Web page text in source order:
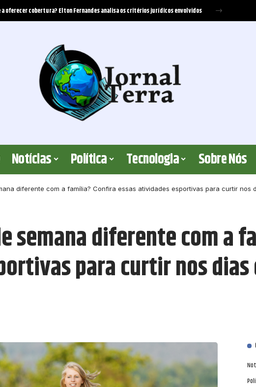
Ferreira Santos
Notícias Política Tecnologia Sobre Nós
diferente com a família? Confira essas atividades esportivas para curtir nos
semana diferente com a
para curtir nos dias